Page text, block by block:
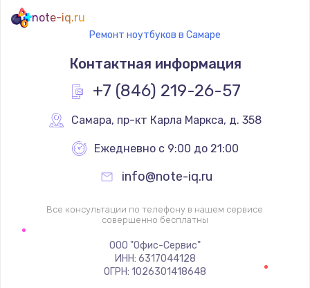
note-iq.ru
Ремонт ноутбуков в Самаре
Контактная информация
+7 (846) 219-26-57
Самара, пр-кт Карла Маркса, д. 358
Ежедневно с 9:00 до 21:00
info@note-iq.ru
Все консультации по телефону в нашем сервисе
совершенно бесплатны
ООО "Офис-Сервис"
ИНН: 6317044128
ОГРН: 1026301418648